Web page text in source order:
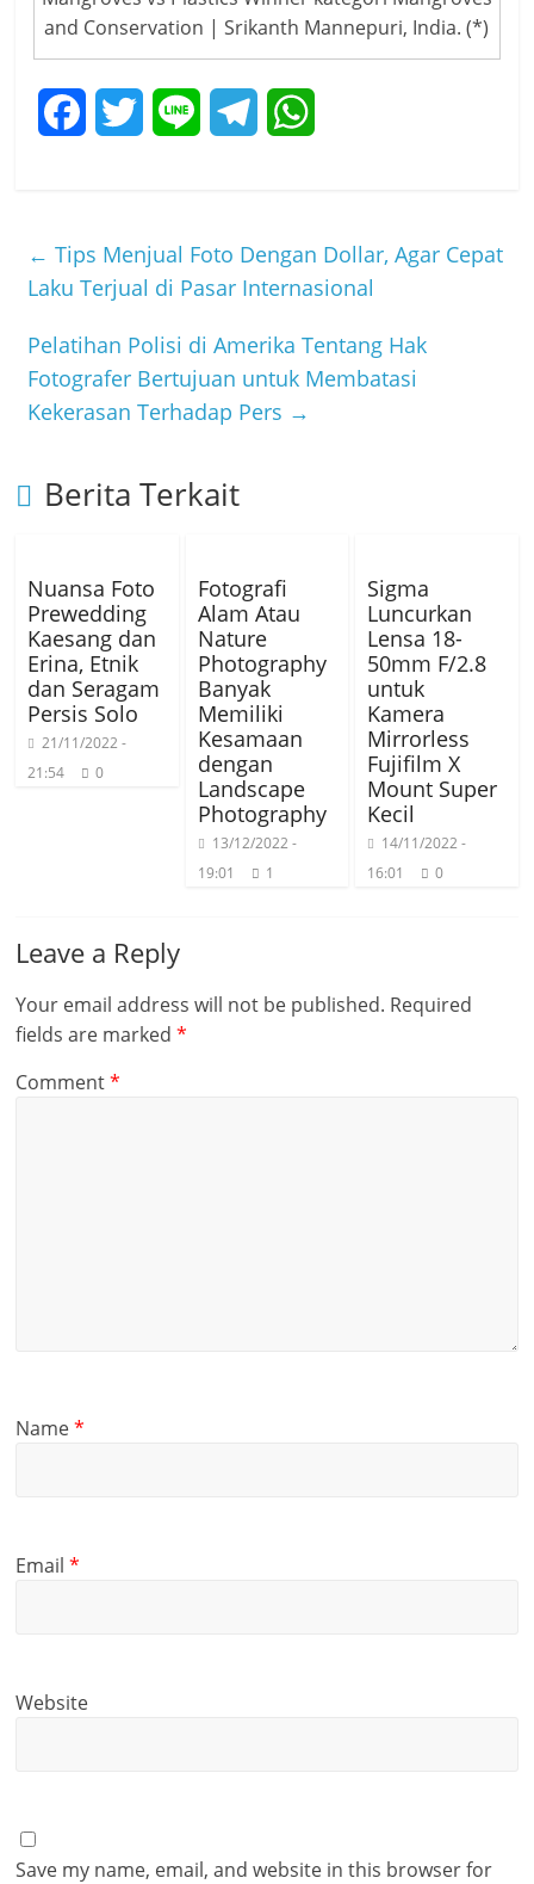
and Conservation | Srikanth Mannepuri, India. (*)
e
b
o
t
t
e
r
e
e
g
r
t
s
A
← Tips Menjual Foto Dengan Dollar, Agar Cepat
Laku Terjual di Pasar Internasional
Pelatihan Polisi di Amerika Tentang Hak
Fotografer Bertujuan untuk Membatasi
Kekerasan Terhadap Pers →
Berita Terkait
Nuansa Foto
Prewedding
Kaesang dan
Erina, Etnik
dan Seragam
Persis Solo
21/11/2022 -
21:54
0
Fotografi
Alam Atau
Nature
Photography
Banyak
Memiliki
Kesamaan
dengan
Landscape
Photography
13/12/2022 -
19:01
1
Sigma
Luncurkan
Lensa 18-
50mm F/2.8
untuk
Kamera
Mirrorless
Fujifilm X
Mount Super
Kecil
14/11/2022 -
16:01
0
Leave a Reply
Your email address will not be published. Required
fields are marked*
Comment*
Name*
Email*
Website
Save my name, email, and website in this browser for